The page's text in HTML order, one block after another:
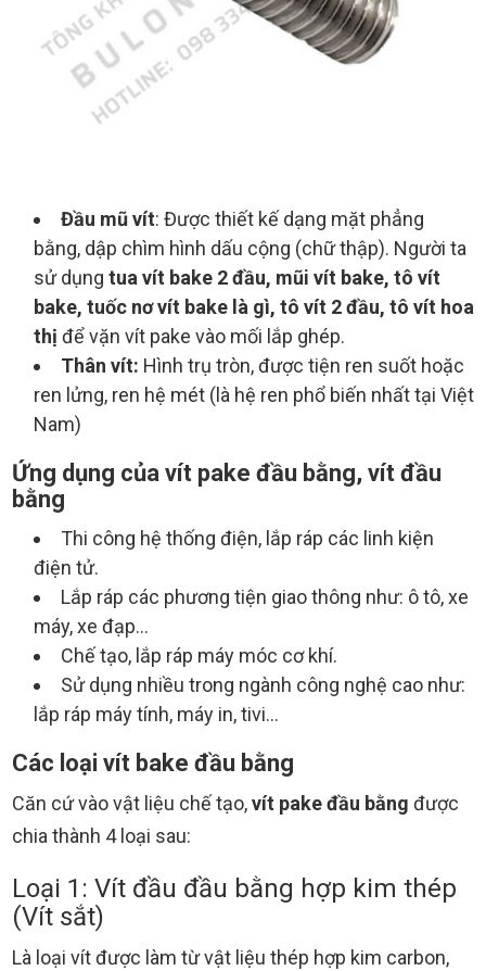
Đầu mũ vít: Được thiết kế dạng mặt phẳng
bằng, dập chìm hình dấu cộng (chữ thập). Người ta
sử dụng tua vít bake 2 đầu, mũi vít bake, tô vít
bake, tuốc nơ vít bake là gì, tô vít 2 đầu, tô vít hoa
thị để vặn vít pake vào mối lắp ghép.
Thân vít: Hình trụ tròn, được tiện ren suốt hoặc
ren lửng, ren hệ mét (là hệ ren phổ biến nhất tại Việt
Nam)
Ứng dụng của vít pake đầu bằng, vít đầu
bằng
Thi công hệ thống điện, lắp ráp các linh kiện
điện tử.
Lắp ráp các phương tiện giao thông như: ô tô, xe
máy, xe đạp…
Chế tạo, lắp ráp máy móc cơ khí.
Sử dụng nhiều trong ngành công nghệ cao như:
lắp ráp máy tính, máy in, tivi…
Các loại vít bake đầu bằng
Căn cứ vào vật liệu chế tạo,vít pake đầu bằng được
chia thành 4 loại sau:
Loại 1: Vít đầu đầu bằng hợp kim thép
(Vít sắt)
Là loại vít được làm từ vật liệu thép hợp kim carbon,